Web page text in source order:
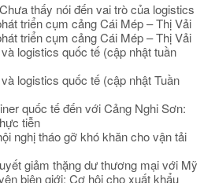
thấy nói đến vai trò của logistics
triển cụm cảng Cái Mép – Thị Vải
triển cụm cảng Cái Mép – Thị Vải
logistics quốc tế (cập nhật tuần
logistics quốc tế (cập nhật Tuần
quốc tế đến với Cảng Nghi Sơn:
tiễn
nghị tháo gỡ khó khăn cho vận tải
giảm thặng dư thương mại với Mỹ
biên giới: Cơ hội cho xuất khẩu